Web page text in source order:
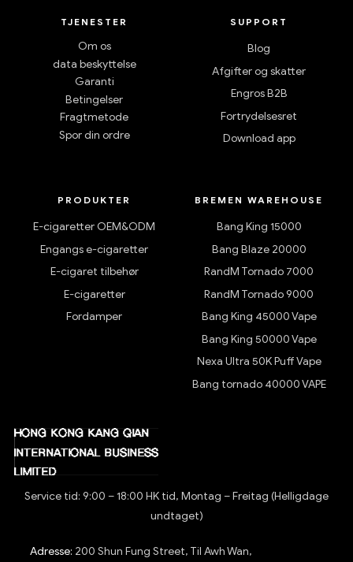
TJENESTER
Om os
data beskyttelse
Garanti
Betingelser
Fragtmetode
Spor din ordre
SUPPORT
Blog
Afgifter og skatter
Engros B2B
Fortrydelsesret
Download app
PRODUKTER
E-cigaretter OEM&ODM
Engangs e-cigaretter
E-cigaret tilbehør
E-cigaretter
Fordamper
BREMEN WAREHOUSE
Bang King 15000
Bang Blaze 20000
RandM Tornado 7000
RandM Tornado 9000
Bang King 45000 Vape
Bang King 50000 Vape
Nexa Ultra 50K Puff Vape
Bang tornado 40000 VAPE
Service tid: 9:00 – 18:00 HK tid, Montag – Freitag (Helligdage
undtaget)
Adresse: 200 Shun Fung Street, Til Awh Wan,